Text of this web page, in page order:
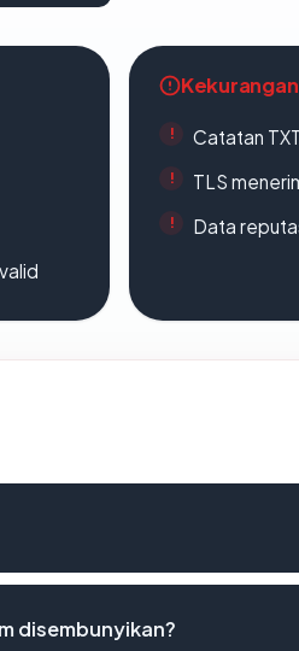
Kekurangan
Catatan
TLS
Data
disembunyikan?